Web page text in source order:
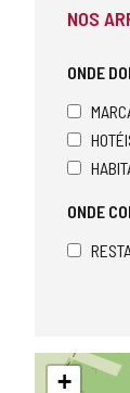
NOS
ONDE
ONDE
Pular
mapa
+